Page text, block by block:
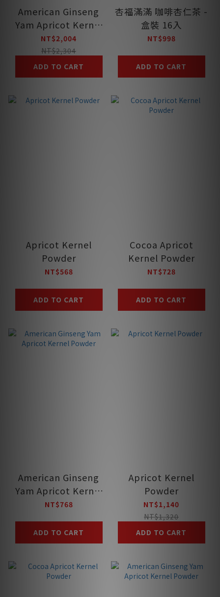
American Ginseng
Yam Apricot Kernel
Powder
NT$2,004
NT$2,304
ADD TO CART
杏福滿滿 咖啡杏仁茶 -
盒裝 16入
NT$998
ADD TO CART
Apricot Kernel
Powder
NT$568
ADD TO CART
Cocoa Apricot
Kernel Powder
NT$728
ADD TO CART
American Ginseng
Yam Apricot Kernel
Powder
NT$768
ADD TO CART
Apricot Kernel
Powder
NT$1,140
NT$1,320
ADD TO CART